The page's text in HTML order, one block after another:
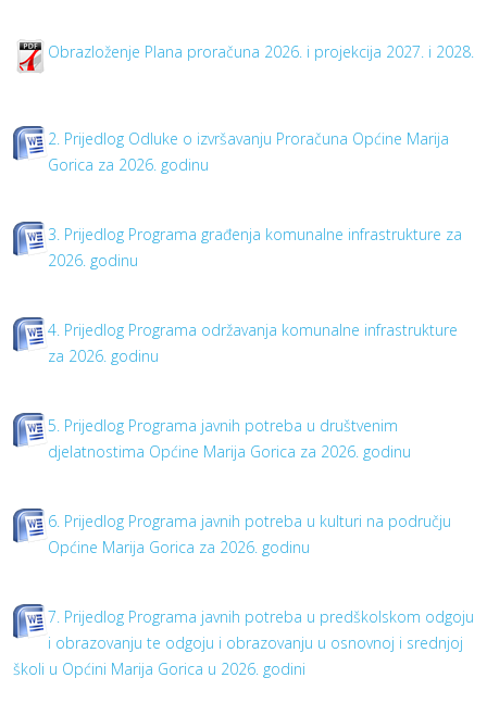
Obrazloženje Plana proračuna 2026. i projekcija 2027. i 2028.
2. Prijedlog Odluke o izvršavanju Proračuna Općine Marija
Gorica za 2026. godinu
3. Prijedlog Programa građenja komunalne infrastrukture za
2026. godinu
4. Prijedlog Programa održavanja komunalne infrastrukture
za 2026. godinu
5. Prijedlog Programa javnih potreba u društvenim
djelatnostima Općine Marija Gorica za 2026. godinu
6. Prijedlog Programa javnih potreba u kulturi na području
Općine Marija Gorica za 2026. godinu
7. Prijedlog Programa javnih potreba u predškolskom odgoju
i obrazovanju te odgoju i obrazovanju u osnovnoj i srednjoj
školi u Općini Marija Gorica u 2026. godini